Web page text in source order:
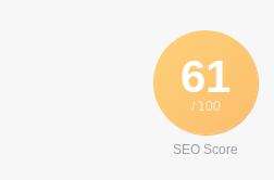
61
/ 100
SEO Score